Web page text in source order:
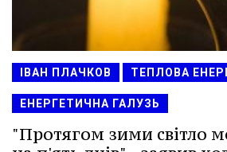
ІВАН ПЛАЧКОВ ТЕПЛОВА
ЕНЕРГЕТИЧНА ГАЛУЗЬ
"Протягом зими світло